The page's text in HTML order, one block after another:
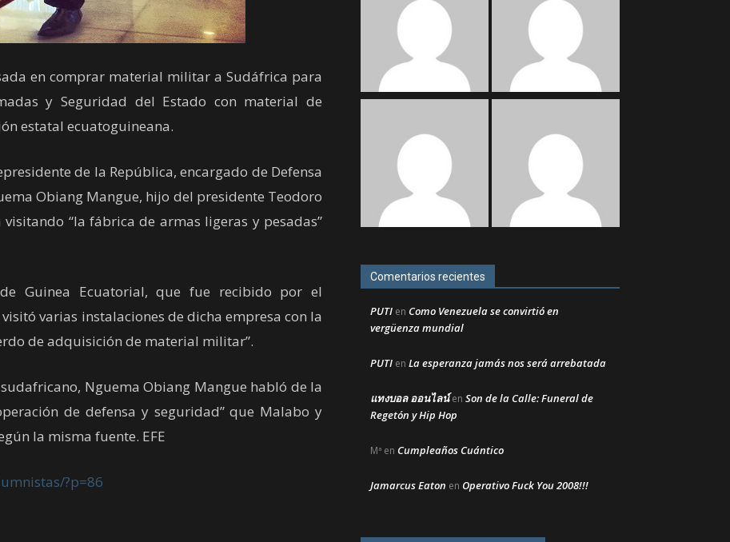
en comprar material militar a Sudáfrica para
y Seguridad del Estado con material de
estatal ecuatoguineana.
de la República, encargado de Defensa
Obiang Mangue, hijo del presidente Teodoro
“la fábrica de armas ligeras y pesadas”
Guinea Ecuatorial, que fue recibido por el
varias instalaciones de dicha empresa con la
de adquisición de material militar”.
Nguema Obiang Mangue habló de la
de defensa y seguridad” que Malabo y
la misma fuente. EFE
?p=86
Comentarios recientes
PUTI en Como Venezuela se convirtió en
vergüenza mundial
PUTI en La esperanza jamás nos será arrebatada
แทงบอล ออนไลน์en Son de la Calle: Funeral de
Regetón y Hip Hop
Mª en Cumpleaños Cuántico
Jamarcus Eaton en Operativo Fuck You 2008!!!